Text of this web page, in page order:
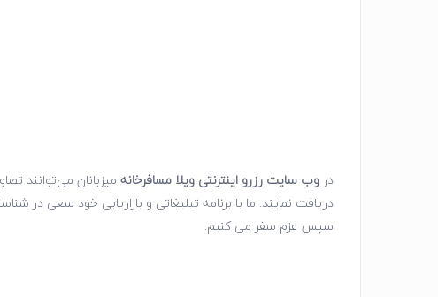
در وب سایت رزرو اینترنتی ویلا مسافرخانه میزبانان می‌توانند
دریافت نمایند. ما با برنامه تبلیغاتی و بازاریابی خود سعی در
سپس عزم سفر می کنیم.